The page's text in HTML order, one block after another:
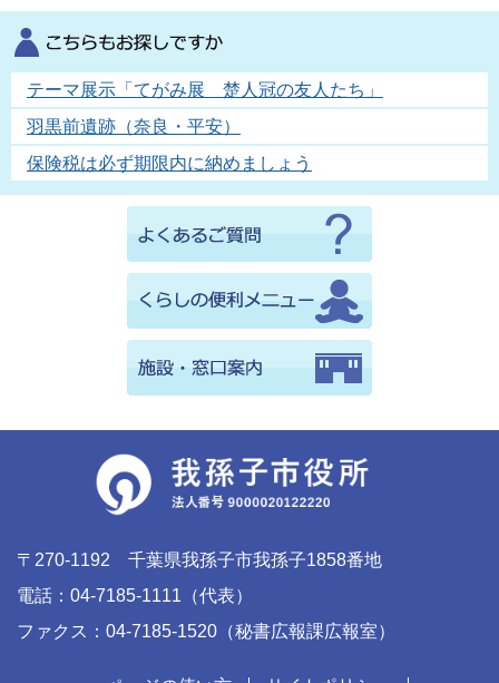
テーマ展示「てがみ展 楚人冠の友人たち」
羽黒前遺跡（奈良・平安）
保険税は必ず期限内に納めましょう
〒270-1192 千葉県我孫子市我孫子1858番地
電話：04-7185-1111（代表）
ファクス：04-7185-1520（秘書広報課広報室）